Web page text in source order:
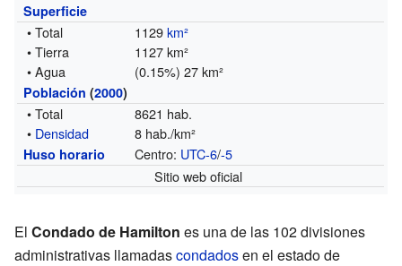
Superficie
• Total 1129km²
• Tierra
1127 km²
• Agua
(0.15%) 27 km²
Población (2000)
• Total
8621 hab.
• Densidad 8 hab./km²
Huso horario Centro: UTC-6/-5
Sitio web oficial
El Condado de Hamilton es una de las 102 divisiones
administrativas llamadascondadosen el estado de